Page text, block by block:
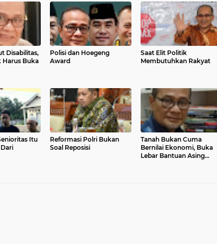
Disabilitas,
Harus Buka
Polisi dan Hoegeng
Award
Saat Elit Politik
Membutuhkan Rakyat
Itu
Reformasi Polri Bukan
Soal Reposisi
Tanah Bukan Cuma
Bernilai Ekonomi, Buka
Lebar Bantuan Asing